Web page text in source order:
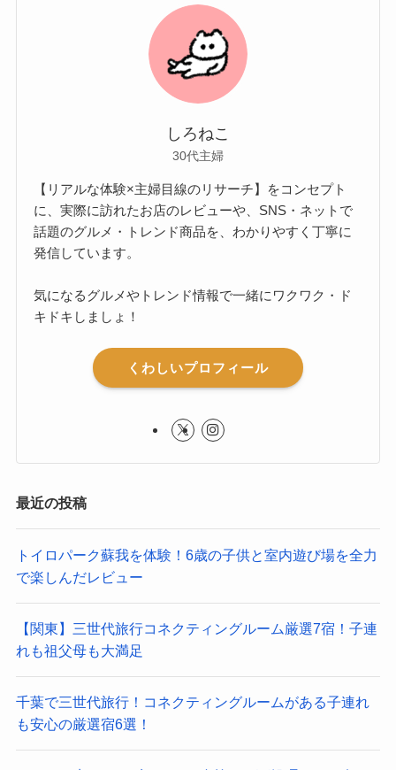
しろねこ
30代主婦
【リアルな体験×主婦目線のリサーチ】をコンセプト
に、実際に訪れたお店のレビューや、SNS・ネットで
話題のグルメ・トレンド商品を、わかりやすく丁寧に
発信しています。
気になるグルメやトレンド情報で一緒にワクワク・ド
キドキしましょ！
くわしいプロフィール
最近の投稿
トイロパーク蘇我を体験！6歳の子供と室内遊び場を全力
で楽しんだレビュー
【関東】三世代旅行コネクティングルーム厳選7宿！子連
れも祖父母も大満足
千葉で三世代旅行！コネクティングルームがある子連れ
も安心の厳選宿6選！